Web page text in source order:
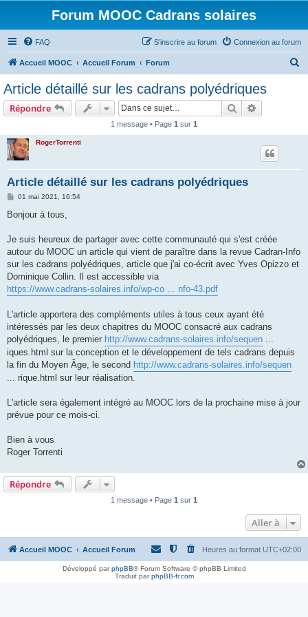
Forum MOOC Cadrans solaires
FAQ Connexion au forum
S’inscrire au forum
Accueil MOOC Accueil Forum Forum
Article détaillé sur les cadrans polyédriques
Répondre Rechercher
1 message • Page 1 sur 1
RogerTorrenti
Article détaillé sur les cadrans polyédriques
M
s
g
01 mai 2021, 16:54
Bonjour à tous,
Je suis heureux de partager avec cette communauté qui s'est créée
autour du MOOC un article qui vient de paraître dans la revue Cadran-Info
sur les cadrans polyédriques, article que j'ai co-écrit avec Yves Opizzo et
Dominique Collin. Il est accessible via
https://www.cadrans-solaires.info/wp-co ... nfo-43.pdf
L'article apportera des compléments utiles à tous ceux ayant été
intéressés par les deux chapitres du MOOC consacré aux cadrans
polyédriques, le premier http://www.cadrans-solaires.info/sequen ...
iques.html sur la conception et le développement de tels cadrans depuis
la fin du Moyen Âge, le second http://www.cadrans-solaires.info/sequen
... rique.html sur leur réalisation.
L'article sera également intégré au MOOC lors de la prochaine mise à jour
prévue pour ce mois-ci.
Bien à vous
Roger Torrenti
Répondre
1 message • Page 1 sur 1
Aller à
Accueil MOOC Accueil Forum Heures au format UTC+02:00
Développé parphpBB® Forum Software © phpBB Limited
Traduit parphpBB-fr.com